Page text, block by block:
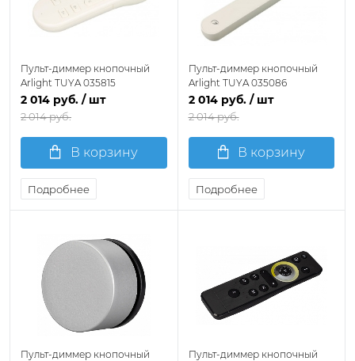
Пульт-диммер кнопочный
Arlight TUYA 035815
2 014 руб. / шт
2 014 руб.
В корзину
Подробнее
Пульт-диммер кнопочный
Arlight TUYA 035086
2 014 руб. / шт
2 014 руб.
В корзину
Подробнее
Пульт-диммер кнопочный
Пульт-диммер кнопочный